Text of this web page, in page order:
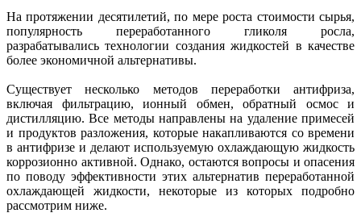
На протяжении десятилетий, по мере роста стоимости сырья,
популярность переработанного гликоля росла,
разрабатывались технологии создания жидкостей в качестве
более экономичной альтернативы.
Существует несколько методов переработки антифриза,
включая фильтрацию, ионный обмен, обратный осмос и
дистилляцию. Все методы направлены на удаление примесей
и продуктов разложения, которые накапливаются со времени
в антифризе и делают используемую охлаждающую жидкость
коррозионно активной. Однако, остаются вопросы и опасения
по поводу эффективности этих альтернатив переработанной
охлаждающей жидкости, некоторые из которых подробно
рассмотрим ниже.